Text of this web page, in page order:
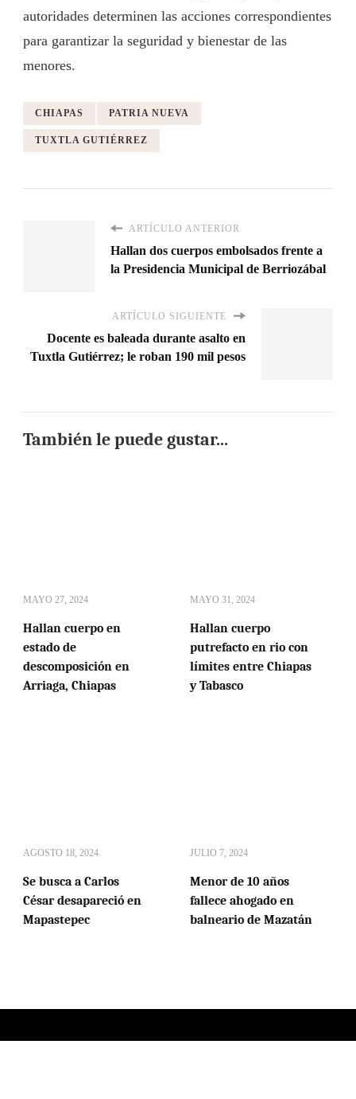
autoridades determinen las acciones correspondientes
para garantizar la seguridad y bienestar de las
menores.
CHIAPAS PATRIA NUEVA
TUXTLA GUTIÉRREZ
ARTÍCULO ANTERIOR
Hallan dos cuerpos embolsados frente a
la Presidencia Municipal de Berriozábal
ARTÍCULO SIGUIENTE
Docente es baleada durante asalto en
Tuxtla Gutiérrez; le roban 190 mil pesos
También le puede gustar...
MAYO 27, 2024
Hallan cuerpo en
estado de
descomposición en
Arriaga, Chiapas
MAYO 31, 2024
Hallan cuerpo
putrefacto en rio con
límites entre Chiapas
y Tabasco
AGOSTO 18, 2024
Se busca a Carlos
César desapareció en
Mapastepec
JULIO 7, 2024
Menor de 10 años
fallece ahogado en
balneario de Mazatán